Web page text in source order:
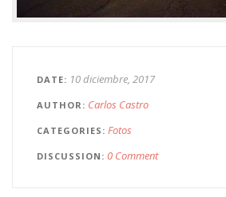
DATE 10 diciembre, 2017
AUTHOR Carlos Castro
CATEGORIES Fotos
DISCUSSION 0 Comment